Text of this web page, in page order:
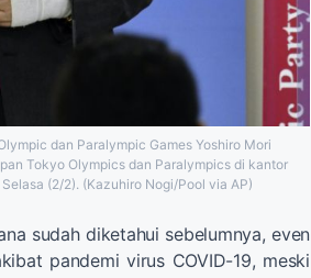
dan Paralympic Games Yoshiro Mori
Tokyo Olympics dan Paralympics di kantor
(2/2). (Kazuhiro Nogi/Pool via AP)
sudah diketahui sebelumnya, even
pandemi virus COVID-19, meski